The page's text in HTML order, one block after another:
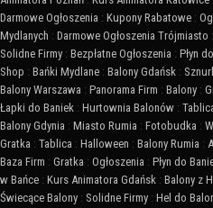
Darmowe Ogłoszenia : Kupony Rabatowe :
Mydlanych : Darmowe Ogłoszenia Trójmiasto :
Solidne Firmy : Bezpłatne Ogłoszenia : Płyn
Shop : Bańki Mydlane : Balony Gdańsk :
Balony Warszawa : Panorama Firm : Balony :
Łapki do Baniek : Hurtownia Balonów :
Balony Gdynia : Miasto Rumia : Fotobudka :
Gratka : Tablica : Halloween : Balony Rumia :
Baza Firm : Gratka : Ogłoszenia : Płyn do
w Bańce : Kurs Animatora Gdańsk : Balony z
Świecące Balony : Solidne Firmy : Hel do